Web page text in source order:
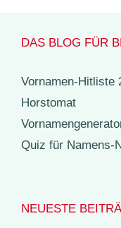
DAS BLOG FÜR
Vornamen-Hitliste
Horstomat
Quiz für Namens-
NEUESTE